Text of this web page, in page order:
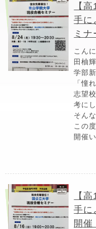
【
手に
ミナ
こん
田柚
学部
「憧
志望
考にし
そん
この
開催
【
手に
開催